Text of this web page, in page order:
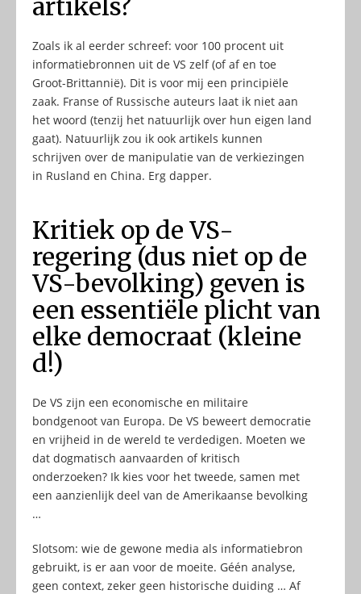
artikels?
Zoals ik al eerder schreef: voor 100 procent uit
informatiebronnen uit de VS zelf (of af en toe
Groot-Brittannië). Dit is voor mij een principiële
zaak. Franse of Russische auteurs laat ik niet aan
het woord (tenzij het natuurlijk over hun eigen land
gaat). Natuurlijk zou ik ook artikels kunnen
schrijven over de manipulatie van de verkiezingen
in Rusland en China. Erg dapper.
Kritiek op de VS-
regering (dus niet op de
VS-bevolking) geven is
een essentiële plicht van
elke democraat (kleine
d!)
De VS zijn een economische en militaire
bondgenoot van Europa. De VS beweert democratie
en vrijheid in de wereld te verdedigen. Moeten we
dat dogmatisch aanvaarden of kritisch
onderzoeken? Ik kies voor het tweede, samen met
een aanzienlijk deel van de Amerikaanse bevolking
…
Slotsom: wie de gewone media als informatiebron
gebruikt, is er aan voor de moeite. Géén analyse,
geen context, zeker geen historische duiding … Af